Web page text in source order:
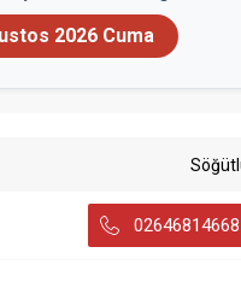
2026 Cuma
02646814668